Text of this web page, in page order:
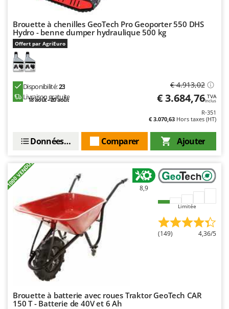
Master
Mastercook
Masterpro
McCulloch
MCH
Michelin
Mille
More than chef
MOVA
MTD
New O.M.R.A.
Nilfisk
Ninja
Novatec
Novital
Brouette à chenilles GeoTech Pro Geoporter 550 DHS
Hydro - benne dumper hydraulique 500 kg
Offert par AgriEuro
Disponibilité:23
Livraison gratuite
18 août - 20 août
€ 4.913,02
€ 3.684,76 TVA
Inclus
R-351
€ 3.070,63 Hors taxes (HT)
Ajouter
Comparer
Données techniques
+1000 VENDUS 8,9
Limitée
(149) 4,36/5
Brouette à batterie avec roues Traktor GeoTech CAR
150 T - Batterie de 40V et 6 Ah